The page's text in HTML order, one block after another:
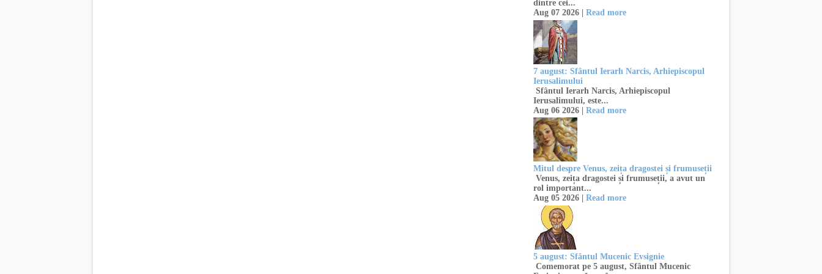
dintre cei...
Aug 07 2026 | Read more
7 august: Sfântul Ierarh Narcis, Arhiepiscopul
Ierusalimului
Sfântul Ierarh Narcis, Arhiepiscopul
Ierusalimului, este...
Aug 06 2026 | Read more
Mitul despre Venus, zeița dragostei și frumuseții
Venus, zeița dragostei și frumuseții, a avut un
rol important...
Aug 05 2026 | Read more
5 august: Sfântul Mucenic Evsignie
Comemorat pe 5 august, Sfântul Mucenic